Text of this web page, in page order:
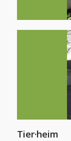
Tier·heim